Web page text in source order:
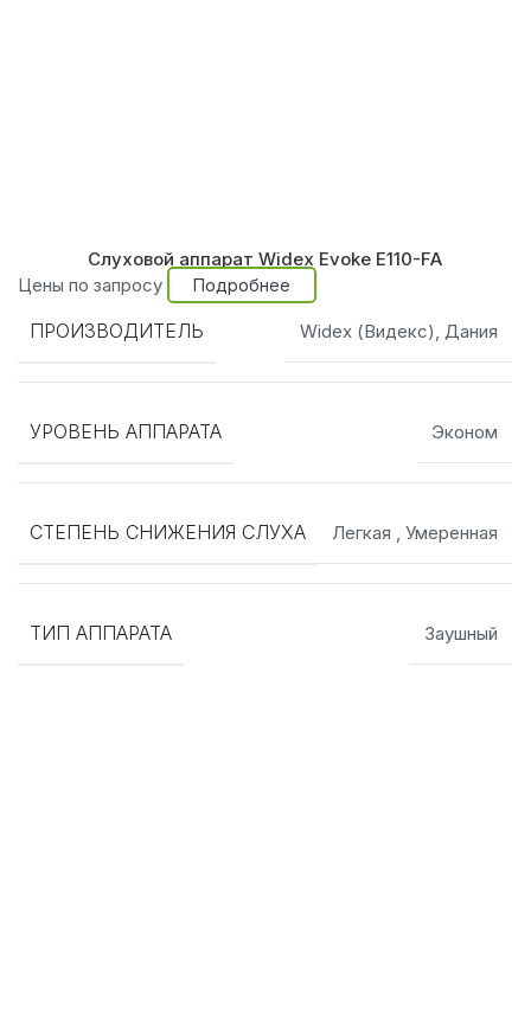
Слуховой аппарат Widex Evoke E110-FA
Цены по запросу
Подробнее
ПРОИЗВОДИТЕЛЬ Widex (Видекс), Дания
УРОВЕНЬ АППАРАТА Эконом
СТЕПЕНЬ СНИЖЕНИЯ СЛУХА Легкая , Умеренная
ТИП АППАРАТА Заушный